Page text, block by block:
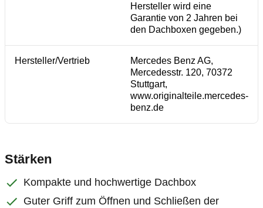
Hersteller wird eine
Garantie von 2 Jahren bei
den Dachboxen gegeben.)
Hersteller/Vertrieb
Mercedes Benz AG,
Mercedesstr. 120, 70372
Stuttgart,
www.originalteile.mercedes-
benz.de
Stärken
Kompakte und hochwertige Dachbox
Guter Griff zum Öffnen und Schließen der